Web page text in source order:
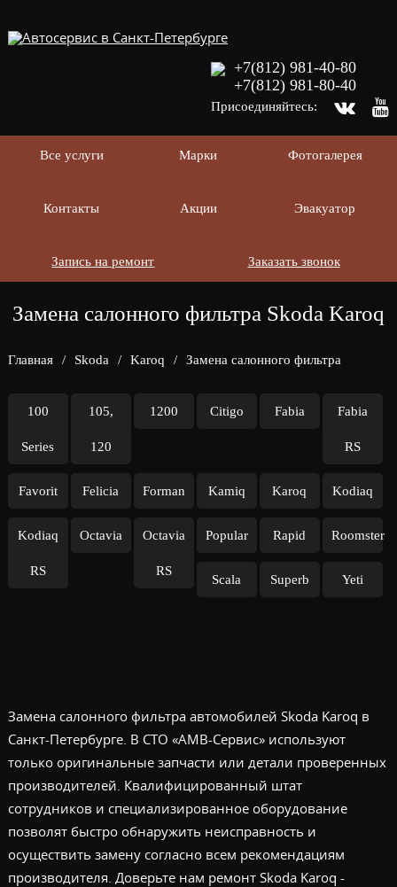
+7(812) 981-40-80
+7(812) 981-80-40
Присоединяйтесь:
Все услуги Марки Фотогалерея
Контакты Акции Эвакуатор
Заказать звонок
Запись на ремонт
Замена салонного фильтра Skoda Karoq
Главная / Skoda / Karoq / Замена салонного фильтра
100
Series
105,
120
1200 Citigo Fabia Fabia
RS
Favorit Felicia Forman Kamiq Karoq Kodiaq
Kodiaq
RS
Octavia Octavia
RS
Popular Rapid Roomster
Scala Superb Yeti
Замена салонного фильтра автомобилей Skoda Karoq в
Санкт-Петербурге. В СТО «АМВ-Сервис» используют
только оригинальные запчасти или детали проверенных
производителей. Квалифицированный штат
сотрудников и специализированное оборудование
позволят быстро обнаружить неисправность и
осуществить замену согласно всем рекомендациям
производителя. Доверьте нам ремонт Skoda Karoq -